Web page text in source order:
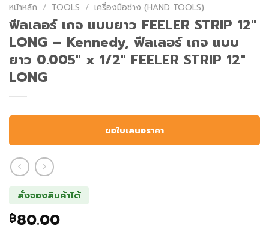
หน้าหลัก / TOOLS / เครื่องมือช่าง (HAND TOOLS)
ฟีลเลอร์ เกจ แบบยาว FEELER STRIP 12″
LONG – Kennedy, ฟีลเลอร์ เกจ แบบ
ยาว 0.005″ x 1/2″ FEELER STRIP 12″
LONG
ขอใบเสนอราคา
สั่งจองสินค้าได้
฿80.00